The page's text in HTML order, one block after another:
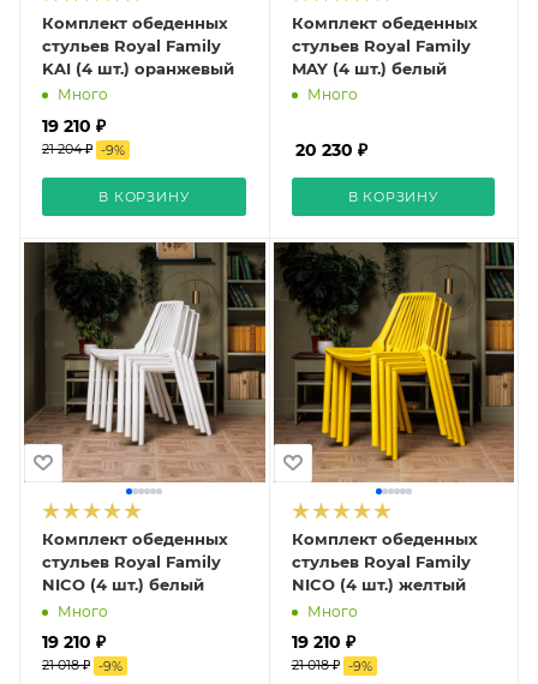
Комплект обеденных
стульев Royal Family
KAI (4 шт.) оранжевый
Много
19 210 ₽
21 204 ₽ -9%
В КОРЗИНУ
Комплект обеденных
стульев Royal Family
MAY (4 шт.) белый
Много
20 230 ₽
В КОРЗИНУ
Комплект обеденных
стульев Royal Family
NICO (4 шт.) белый
Много
19 210 ₽
21 018 ₽ -9%
Комплект обеденных
стульев Royal Family
NICO (4 шт.) желтый
Много
19 210 ₽
21 018 ₽ -9%